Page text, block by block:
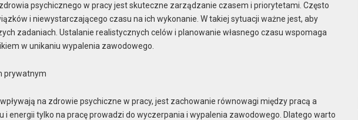
psychicznego w pracy jest skuteczne zarządzanie czasem i priorytetami. Często
i niewystarczającego czasu na ich wykonanie. W takiej sytuacji ważne jest, aby
zadaniach. Ustalanie realistycznych celów i planowanie własnego czasu wspomaga
w unikaniu wypalenia zawodowego.
prywatnym
na zdrowie psychiczne w pracy, jest zachowanie równowagi między pracą a
i energii tylko na pracę prowadzi do wyczerpania i wypalenia zawodowego. Dlatego warto